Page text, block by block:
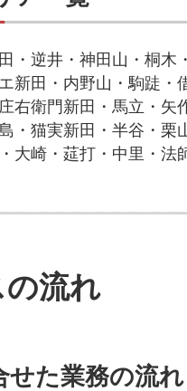
・逆井・神田山・桐
新田・内野山・駒跿
右衛門新田・馬立・矢
・猫実新田・半谷・栗
大崎・莚打・中里・法
流れ
せた業務の流れ